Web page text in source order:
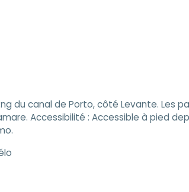
du canal de Porto, côté Levante. Les
Accessibilité : Accessible à pied